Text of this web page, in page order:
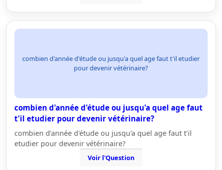
combien d'année d'étude ou jusqu'a quel age faut t'il etudier
pour devenir vétérinaire?
combien d'année d'étude ou jusqu'a quel age faut
t'il etudier pour devenir vétérinaire?
combien d'année d'étude ou jusqu'a quel age faut t'il
etudier pour devenir vétérinaire?
Voir l'Question